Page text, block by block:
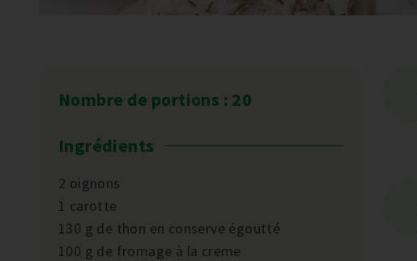
Nombre de portions : 20
Ingrédients
2 oignons
1 carotte
130 g de thon en conserve égoutté
100 g de fromage à la creme